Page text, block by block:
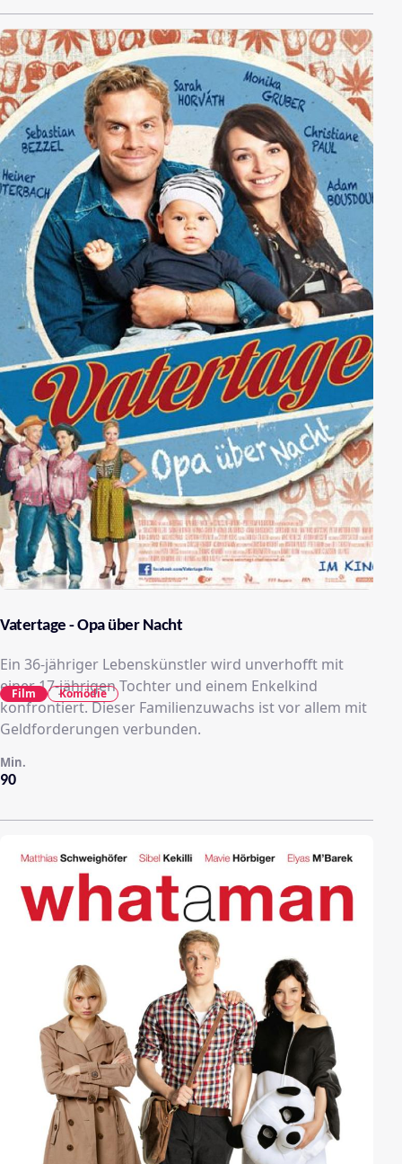
Vatertage - Opa über Nacht
Ein 36-jähriger Lebenskünstler wird unverhofft mit
einer 17-jährigen Tochter und einem Enkelkind
konfrontiert. Dieser Familienzuwachs ist vor allem mit
Geldforderungen verbunden.
90
Min.
Film Komödie